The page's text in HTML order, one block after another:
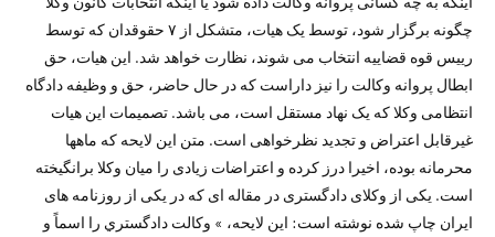
چگونه برگزار شود، توسط یک هیات، متشکل از ۷ حقوقدان که توسط
رییس قوه قضاییه انتخاب می شوند، نظارت خواهد شد. این هیات، حق
ابطال پروانه وکالت را نیز داراست که در حال حاضر، حق و وظیفه دادگاه
انتظامی وکلا که یک نهاد مستقل است، می باشد. تصمیمات این هیات
غیرقابل اعتراض و تجدید نظرخواهی است. متن این لایحه که ماهها
محرمانه بوده، اخیرا درز کرده و اعتراضات زیادی را میان وکلا برانگیخته
است. یکی از وکلای دادگستری در مقاله ای که در یکی از روزنامه های
ایران چاپ شده نوشته است: این لایحه، » وکالت دادگستري را اسماً و